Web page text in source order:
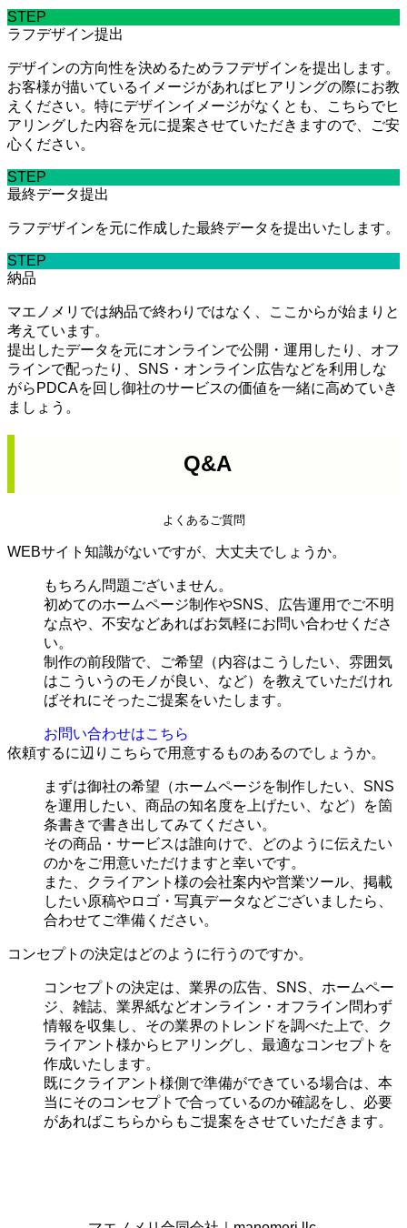
STEP
ラフデザイン提出
デザインの方向性を決めるためラフデザインを提出します。
お客様が描いているイメージがあればヒアリングの際にお教
えください。特にデザインイメージがなくとも、こちらでヒ
アリングした内容を元に提案させていただきますので、ご安
心ください。
STEP
最終データ提出
ラフデザインを元に作成した最終データを提出いたします。
STEP
納品
マエノメリでは納品で終わりではなく、ここからが始まりと
考えています。
提出したデータを元にオンラインで公開・運用したり、オフ
ラインで配ったり、SNS・オンライン広告などを利用しな
がらPDCAを回し御社のサービスの価値を一緒に高めていき
ましょう。
Q&A
よくあるご質問
WEBサイト知識がないですが、大丈夫でしょうか。
もちろん問題ございません。
初めてのホームページ制作やSNS、広告運用でご不明
な点や、不安などあればお気軽にお問い合わせくださ
い。
制作の前段階で、ご希望（内容はこうしたい、雰囲気
はこういうのモノが良い、など）を教えていただけれ
ばそれにそったご提案をいたします。
お問い合わせはこちら
依頼するに辺りこちらで用意するものあるのでしょうか。
まずは御社の希望（ホームページを制作したい、SNS
を運用したい、商品の知名度を上げたい、など）を箇
条書きで書き出してみてください。
その商品・サービスは誰向けで、どのように伝えたい
のかをご用意いただけますと幸いです。
また、クライアント様の会社案内や営業ツール、掲載
したい原稿やロゴ・写真データなどございましたら、
合わせてご準備ください。
コンセプトの決定はどのように行うのですか。
コンセプトの決定は、業界の広告、SNS、ホームペー
ジ、雑誌、業界紙などオンライン・オフライン問わず
情報を収集し、その業界のトレンドを調べた上で、ク
ライアント様からヒアリングし、最適なコンセプトを
作成いたします。
既にクライアント様側で準備ができている場合は、本
当にそのコンセプトで合っているのか確認をし、必要
があればこちらからもご提案をさせていただきます。